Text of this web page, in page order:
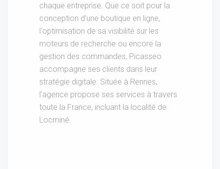
chaque entreprise. Que ce soit pour la
conception d'une boutique en ligne,
l'optimisation de sa visibilité sur les
moteurs de recherche ou encore la
gestion des commandes, Picasseo
accompagne ses clients dans leur
stratégie digitale. Située à Rennes,
l'agence propose ses services à travers
toute la France, incluant la localité de
Locminé.